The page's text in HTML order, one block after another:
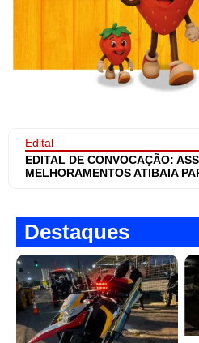
Edital
EDITAL DE CONVOCAÇÃO:
MELHORAMENTOS ATIBAIA
Destaques